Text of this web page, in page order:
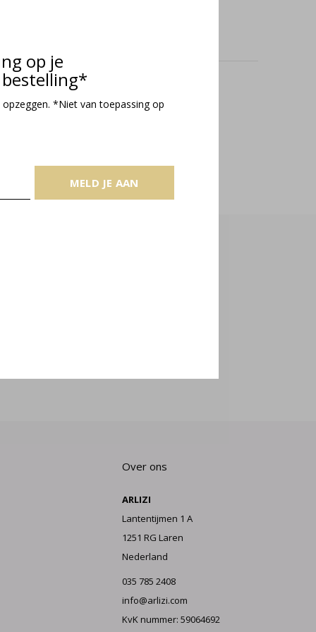
op je
*Niet van toepassing op
MELD JE AAN
Over ons
ARLIZI
Lantentijmen 1 A
1251 RG Laren
Nederland
035 785 2408
info@arlizi.com
KvK nummer: 59064692